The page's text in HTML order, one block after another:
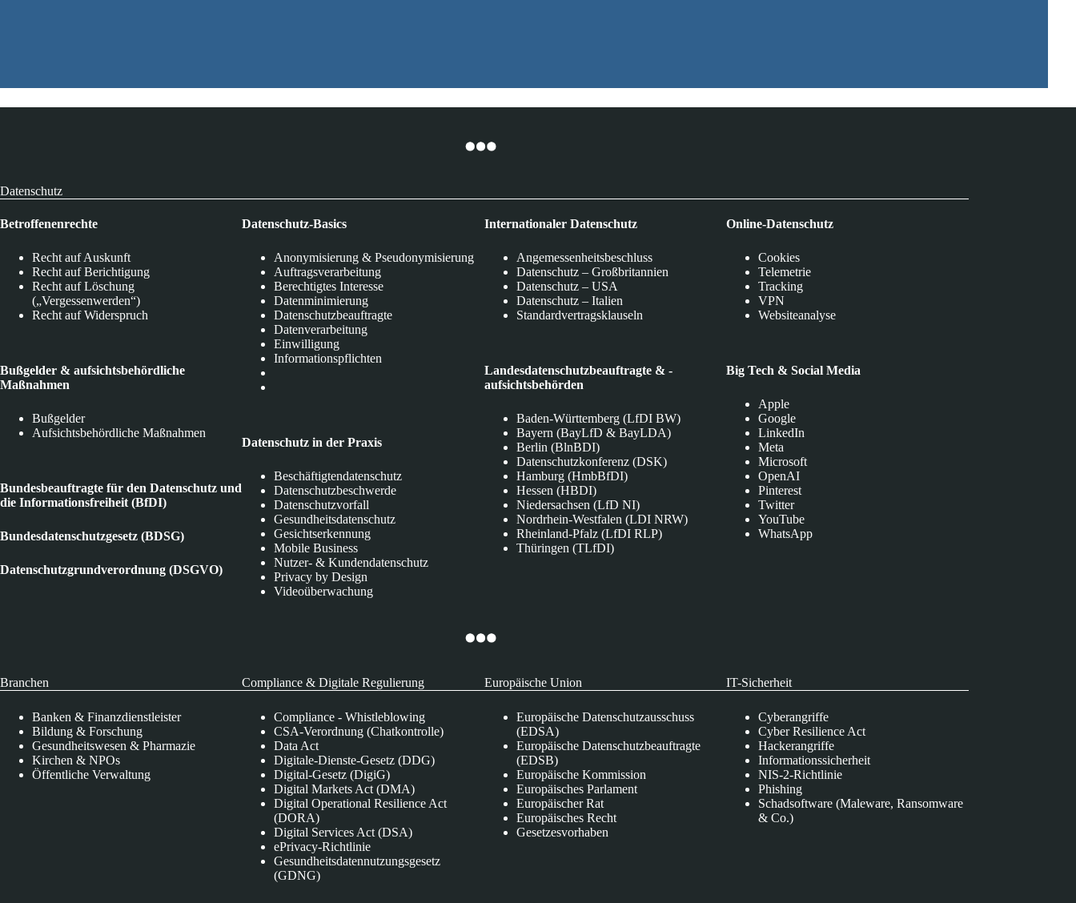
Datenschutz
Betroffenenrechte
Recht auf Auskunft
Recht auf Berichtigung
Recht auf Löschung
(„Vergessenwerden“)
Recht auf Widerspruch
Bußgelder & aufsichtsbehördliche
Maßnahmen
Bußgelder
Aufsichtsbehördliche Maßnahmen
Bundesbeauftragte für den Datenschutz und
die Informationsfreiheit (BfDI)
Bundesdatenschutzgesetz (BDSG)
Datenschutzgrundverordnung (DSGVO)
Datenschutz-Basics
Anonymisierung & Pseudonymisierung
Auftragsverarbeitung
Berechtigtes Interesse
Datenminimierung
Datenschutzbeauftragte
Datenverarbeitung
Einwilligung
Informationspflichten
Datenschutz in der Praxis
Beschäftigtendatenschutz
Datenschutzbeschwerde
Datenschutzvorfall
Gesundheitsdatenschutz
Gesichtserkennung
Mobile Business
Nutzer- & Kundendatenschutz
Privacy by Design
Videoüberwachung
Internationaler Datenschutz
Angemessenheitsbeschluss
Datenschutz – Großbritannien
Datenschutz – USA
Datenschutz – Italien
Standardvertragsklauseln
Landesdatenschutzbeauftragte & -
aufsichtsbehörden
Baden-Württemberg (LfDI BW)
Bayern (BayLfD & BayLDA)
Berlin (BlnBDI)
Datenschutzkonferenz (DSK)
Hamburg (HmbBfDI)
Hessen (HBDI)
Niedersachsen (LfD NI)
Nordrhein-Westfalen (LDI NRW)
Rheinland-Pfalz (LfDI RLP)
Thüringen (TLfDI)
Online-Datenschutz
Cookies
Telemetrie
Tracking
VPN
Websiteanalyse
Big Tech & Social Media
Apple
Google
LinkedIn
Meta
Microsoft
OpenAI
Pinterest
Twitter
YouTube
WhatsApp
Branchen
Banken & Finanzdienstleister
Bildung & Forschung
Gesundheitswesen & Pharmazie
Kirchen & NPOs
Öffentliche Verwaltung
Compliance & Digitale Regulierung
Compliance - Whistleblowing
CSA-Verordnung (Chatkontrolle)
Data Act
Digitale-Dienste-Gesetz (DDG)
Digital-Gesetz (DigiG)
Digital Markets Act (DMA)
Digital Operational Resilience Act
(DORA)
Digital Services Act (DSA)
ePrivacy-Richtlinie
Gesundheitsdatennutzungsgesetz
(GDNG)
Europäische Union
Europäische Datenschutzausschuss
(EDSA)
Europäische Datenschutzbeauftragte
(EDSB)
Europäische Kommission
Europäisches Parlament
Europäischer Rat
Europäisches Recht
Gesetzesvorhaben
IT-Sicherheit
Cyberangriffe
Cyber Resilience Act
Hackerangriffe
Informationssicherheit
NIS-2-Richtlinie
Phishing
Schadsoftware (Maleware, Ransomware
& Co.)